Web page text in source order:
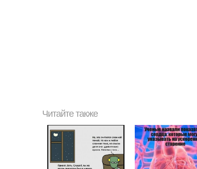
Читайте также